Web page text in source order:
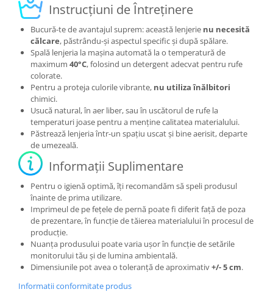
Instrucțiuni de Întreținere
Bucură-te de avantajul suprem: această lenjerie nu necesită
călcare, păstrându-și aspectul specific și după spălare.
Spală lenjeria la mașina automată la o temperatură de
maximum 40°C, folosind un detergent adecvat pentru rufe
colorate.
Pentru a proteja culorile vibrante, nu utiliza înălbitori
chimici.
Usucă natural, în aer liber, sau în uscătorul de rufe la
temperaturi joase pentru a menține calitatea materialului.
Păstrează lenjeria într-un spațiu uscat și bine aerisit, departe
de umezeală.
Informații Suplimentare
Pentru o igienă optimă, îți recomandăm să speli produsul
înainte de prima utilizare.
Imprimeul de pe fețele de pernă poate fi diferit față de poza
de prezentare, în funcție de tăierea materialului în procesul de
producție.
Nuanța produsului poate varia ușor în funcție de setările
monitorului tău și de lumina ambientală.
Dimensiunile pot avea o toleranță de aproximativ+/- 5 cm.
Informatii conformitate produs